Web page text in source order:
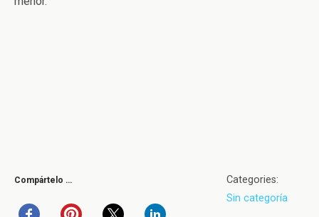
Compártelo …
Categories:
Sin categoría